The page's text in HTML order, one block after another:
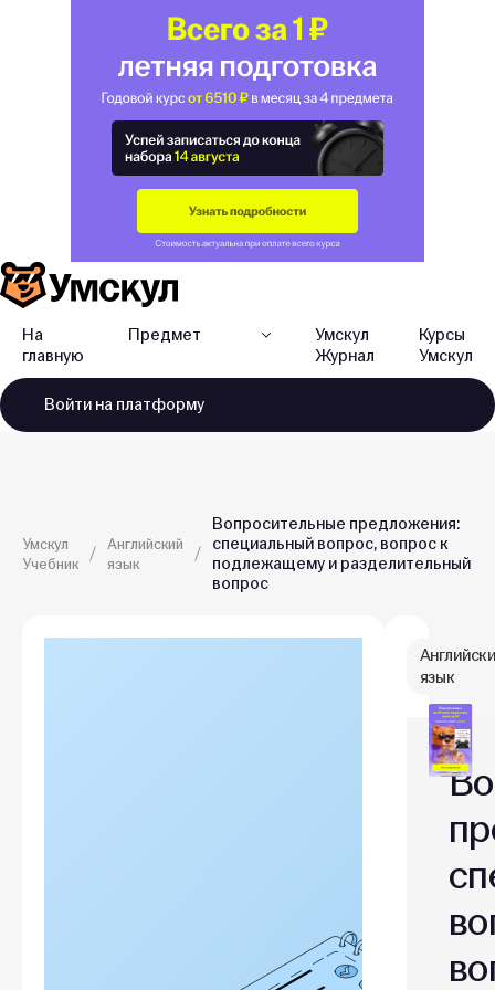
На
главную
Предмет
Умскул
Журнал
Курсы
Умскул
Войти на платформу
Умскул
Учебник
Английский
язык
Вопросительные предложения:
специальный вопрос, вопрос к
подлежащему и разделительный
вопрос
язык